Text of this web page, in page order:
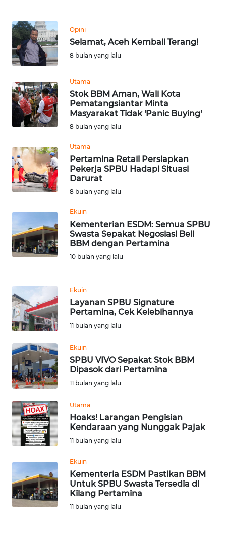
Opini
Selamat, Aceh Kembali Terang!
8 bulan yang lalu
Utama
Stok BBM Aman, Wali Kota
Pematangsiantar Minta
Masyarakat Tidak 'Panic Buying'
8 bulan yang lalu
Utama
Pertamina Retail Persiapkan
Pekerja SPBU Hadapi Situasi
Darurat
8 bulan yang lalu
Ekuin
Kementerian ESDM: Semua SPBU
Swasta Sepakat Negosiasi Beli
BBM dengan Pertamina
10 bulan yang lalu
Ekuin
Layanan SPBU Signature
Pertamina, Cek Kelebihannya
11 bulan yang lalu
Ekuin
SPBU VIVO Sepakat Stok BBM
Dipasok dari Pertamina
11 bulan yang lalu
Utama
Hoaks! Larangan Pengisian
Kendaraan yang Nunggak Pajak
11 bulan yang lalu
Ekuin
Kementeria ESDM Pastikan BBM
Untuk SPBU Swasta Tersedia di
Kilang Pertamina
11 bulan yang lalu
WN
KALTARA
WN
KALSEL
WN
KALTIM
WN
GORONTALO
WN
MALUKU
WN
DAIRI
WN
DANAU
TOBA
WN
NIAS
WN
WN
TAPANULI
SELATAN